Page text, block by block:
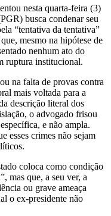
nesta quarta-feira (3)
busca condenar seu
“tentativa da tentativa”
mesmo na hipótese de
nenhum ato do
ruptura institucional.
na falta de provas contra
mais voltada para a
descrição literal dos
o advogado frisou
e não ampla.
esses crimes não sejam
coloca como condição
mas que, a seu ver, a
ou grave ameaça
o ex-presidente não